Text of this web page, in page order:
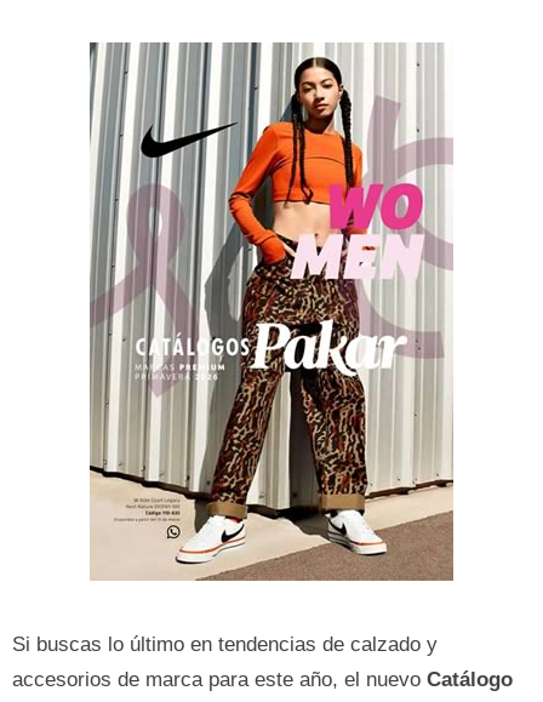
Si buscas lo último en tendencias de calzado y
accesorios de marca para este año, el nuevo Catálogo